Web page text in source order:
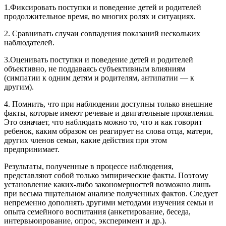
1.Фиксировать поступки и поведение детей и родителей
продолжительное время, во многих ролях и ситуациях.
2. Сравнивать случаи совпадения показаний нескольких
наблюдателей.
3.Оценивать поступки и поведение детей и родителей
объективно, не поддаваясь субъективным влияниям
(симпатии к одним детям и родителям, антипатии — к
другим).
4. Помнить, что при наблюдении доступны только внешние
факты, которые имеют речевые и двигательные проявления.
Это означает, что наблюдать можно то, что и как говорит
ребенок, каким образом он реагирует на слова отца, матери,
других членов семьи, какие действия при этом
предпринимает.
Результаты, полученные в процессе наблюдения,
представляют собой только эмпирические факты. Поэтому
установление каких-либо закономерностей возможно лишь
при весьма тщательном анализе полученных фактов. Следует
непременно дополнять другими методами изучения семьи и
опыта семейного воспитания (анкетирование, беседа,
интервьюирование, опрос, эксперимент и др.).